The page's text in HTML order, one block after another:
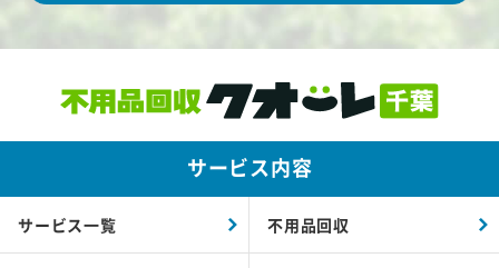
サービス内容
サービス一覧 不用品回収